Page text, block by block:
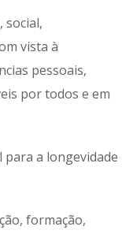
social,
vista à
pessoais,
por todos e em
a longevidade
formação,